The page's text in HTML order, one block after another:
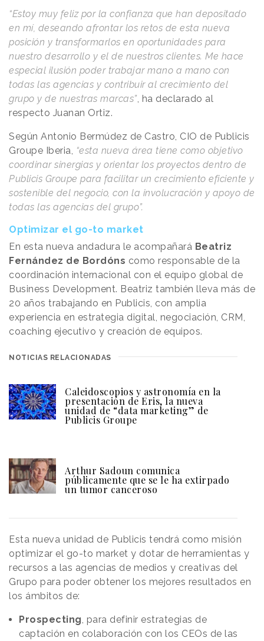
“Estoy muy feliz por la confianza que han depositado
en mí, deseando afrontar los retos de esta nueva
posición y transformarlos en oportunidades para
nuestro desarrollo y el de nuestros clientes. Me hace
especial ilusión poder trabajar mano a mano con
todas las agencias y contribuir al crecimiento del
grupo y de nuestras marcas” , ha declarado al
respecto Juanan Ortiz.
Según Antonio Bermúdez de Castro, CIO de Publicis
Groupe Iberia,
“esta nueva área tiene como objetivo
coordinar sinergias y orientar los proyectos dentro de
Publicis Groupe para facilitar un crecimiento eficiente y
sostenible del negocio, con la involucración y apoyo de
todas las agencias del grupo”.
Optimizar el go-to market
En esta nueva andadura le acompañará Beatriz
Fernández de Bordóns como responsable de la
coordinación internacional con el equipo global de
Business Development. Beatriz también lleva más de
20 años trabajando en Publicis, con amplia
experiencia en estrategia digital, negociación, CRM,
coaching ejecutivo y creación de equipos.
NOTICIAS RELACIONADAS
Caleidoscopios y astronomía en la
presentación de Eris, la nueva
unidad de “data marketing” de
Publicis Groupe
Arthur Sadoun comunica
públicamente que se le ha extirpado
un tumor canceroso
Esta nueva unidad de Publicis tendrá como misión
optimizar el go-to market y dotar de herramientas y
recursos a las agencias de medios y creativas del
Grupo para poder obtener los mejores resultados en
los ámbitos de:
Prospecting , para definir estrategias de
captación en colaboración con los CEOs de las